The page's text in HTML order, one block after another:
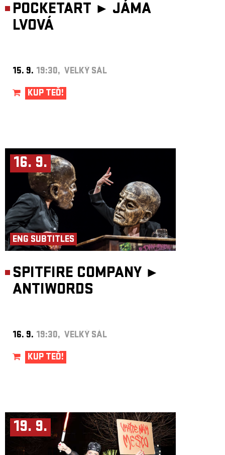
POCKETART ► JÁMA
LVOVÁ
15. 9. 19:30, VELKÝ SÁL
KUP TEĎ!
16. 9.
ENG SUBTITLES
SPITFIRE COMPANY ►
ANTIWORDS
16. 9. 19:30, VELKÝ SÁL
KUP TEĎ!
19. 9.